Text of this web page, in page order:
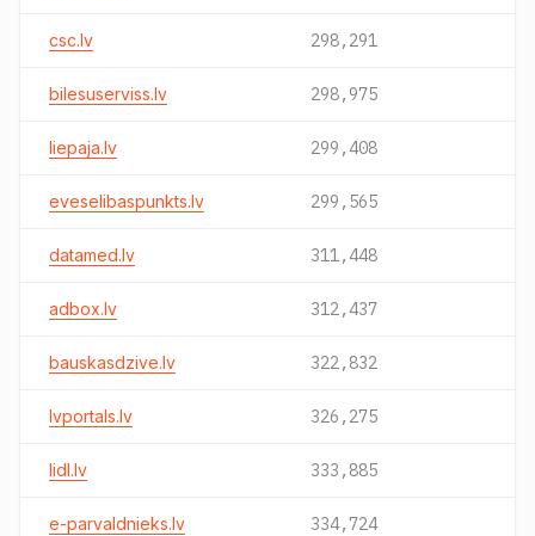
csc.lv 298,291
bilesuserviss.lv 298,975
liepaja.lv 299,408
eveselibaspunkts.lv 299,565
datamed.lv 311,448
adbox.lv 312,437
bauskasdzive.lv 322,832
lvportals.lv 326,275
lidl.lv 333,885
e-parvaldnieks.lv 334,724